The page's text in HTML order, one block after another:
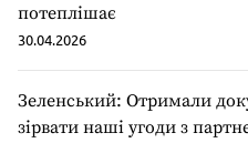
потеплішає
30.04.2026
Зеленський: Отримали
зірвати наші угоди з